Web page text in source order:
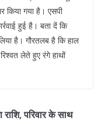
किया गया है। एसपी
हुई है। बता दें कि
है। गौरतलब है कि हाल
लेते हुए रंगे हाथों
परिवार के साथ